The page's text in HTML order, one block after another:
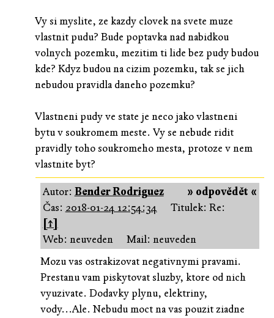
Vy si myslite, ze kazdy clovek na svete muze
vlastnit pudu? Bude poptavka nad nabidkou
volnych pozemku, mezitim ti lide bez pudy budou
kde? Kdyz budou na cizim pozemku, tak se jich
nebudou pravidla daneho pozemku?
Vlastneni pudy ve state je neco jako vlastneni
bytu v soukromem meste. Vy se nebude ridit
pravidly toho soukromeho mesta, protoze v nem
vlastnite byt?
» odpovědět «
Autor: Bender Rodriguez
Čas: 2018-01-24 12:54:34
Titulek: Re:
[↑]
Web: neuveden
Mail: neuveden
Mozu vas ostrakizovat negativnymi pravami.
Prestanu vam piskytovat sluzby, ktore od nich
vyuzivate. Dodavky plynu, elektriny,
vody...Ale. Nebudu moct na vas pouzit ziadne